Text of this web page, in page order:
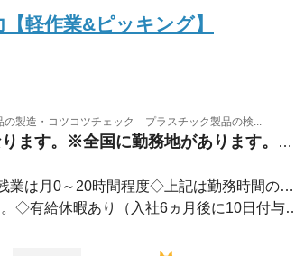
軽作業&ピッキング】
製造・コツコツチェック プラスチック製品の検...
石川県能美市 / ※こちらは面接地例となります。※全国に勤務地があります。お住いのお...
08：00～17：00◇実働8時間、休憩1時間◇残業は月0～20時間程度◇上記は勤務時間の一例▼...
◇土日祝休み ※勤務先によって異なります